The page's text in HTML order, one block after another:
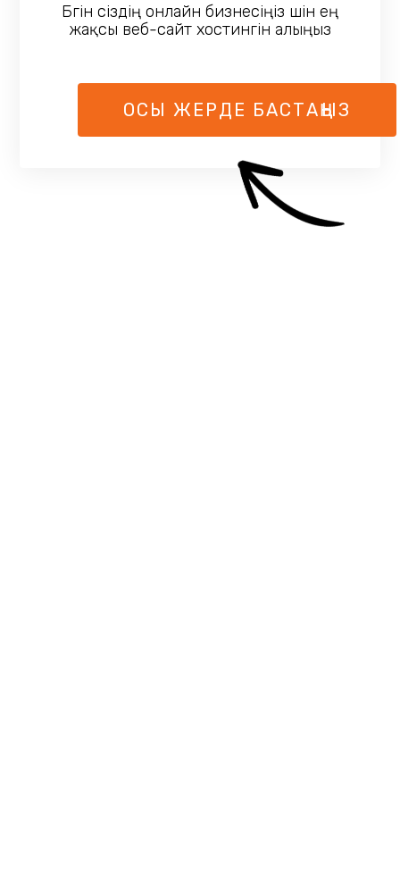
Бүгін сіздің онлайн бизнесіңіз үшін ең
жақсы веб-сайт хостингін алыңыз
ОСЫ ЖЕРДЕ БАСТАҢЫЗ